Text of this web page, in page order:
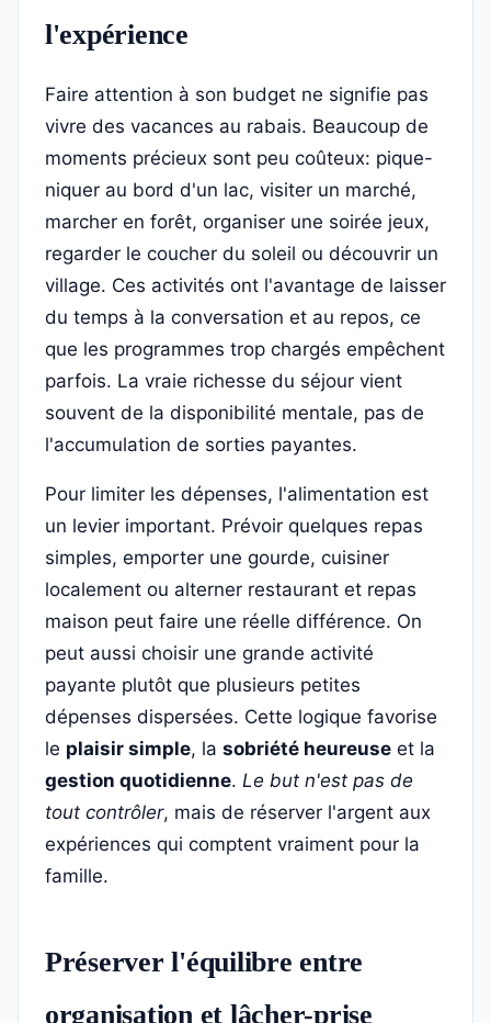
l'expérience
Faire attention à son budget ne signifie pas
vivre des vacances au rabais. Beaucoup de
moments précieux sont peu coûteux: pique-
niquer au bord d'un lac, visiter un marché,
marcher en forêt, organiser une soirée jeux,
regarder le coucher du soleil ou découvrir un
village. Ces activités ont l'avantage de laisser
du temps à la conversation et au repos, ce
que les programmes trop chargés empêchent
parfois. La vraie richesse du séjour vient
souvent de la disponibilité mentale, pas de
l'accumulation de sorties payantes.
Pour limiter les dépenses, l'alimentation est
un levier important. Prévoir quelques repas
simples, emporter une gourde, cuisiner
localement ou alterner restaurant et repas
maison peut faire une réelle différence. On
peut aussi choisir une grande activité
payante plutôt que plusieurs petites
dépenses dispersées. Cette logique favorise
le plaisir simple, la sobriété heureuse et la
gestion quotidienne. Le but n'est pas de
tout contrôler, mais de réserver l'argent aux
expériences qui comptent vraiment pour la
famille.
Préserver l'équilibre entre
organisation et lâcher-prise